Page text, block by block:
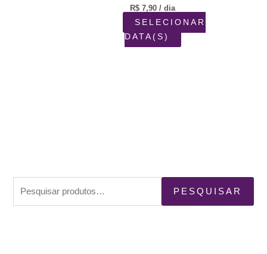
R$ 7,90 / dia
SELECIONAR
DATA(S)
PESQUISAR